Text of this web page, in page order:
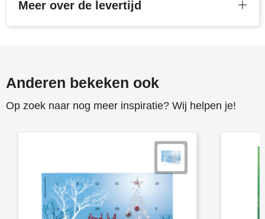
Meer over de levertijd
Anderen bekeken ook
Op zoek naar nog meer inspiratie? Wij helpen je!